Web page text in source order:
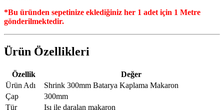
*Bu üründen sepetinize eklediğiniz her 1 adet için 1 Metre
gönderilmektedir.
Ürün Özellikleri
Özellik
Değer
Ürün Adı
Shrink 300mm Batarya Kaplama Makaron
Çap
300mm
Tür
Isı ile daralan makaron